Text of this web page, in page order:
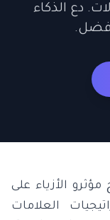
دع الذكاء
الأزياء على
العلامات